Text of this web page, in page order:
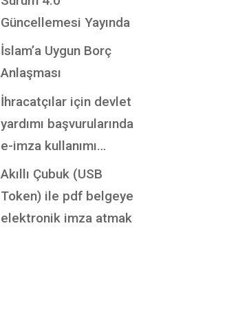
Güncellemesi Yayında
İslam’a Uygun Borç
Anlaşması
İhracatçılar için devlet
yardımı başvurularında
e-imza kullanımı…
Akıllı Çubuk (USB
Token) ile pdf belgeye
elektronik imza atmak